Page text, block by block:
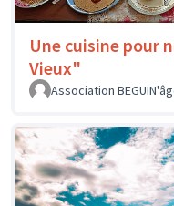
Une cuisine pour
Vieux"
Association